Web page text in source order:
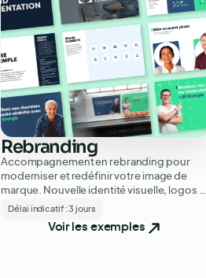
Rebranding
Accompagnement en rebranding pour
moderniser et redéfinir votre image de
marque. Nouvelle identité visuelle, logos et
supports adaptés à vos ambitions.
Délai indicatif :3 jours
Voir les exemples